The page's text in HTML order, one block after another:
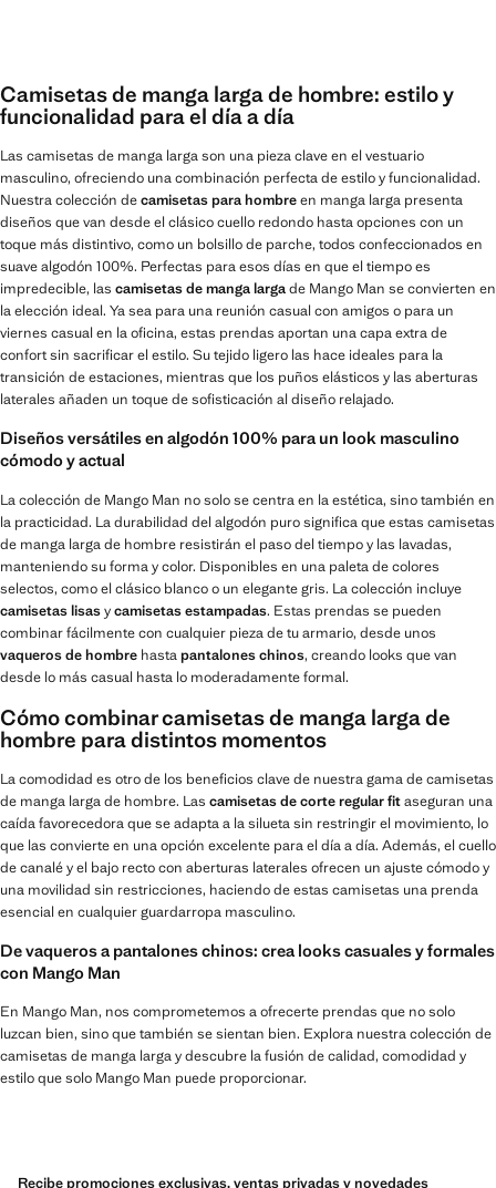
Camisetas de manga larga de hombre: estilo y
funcionalidad para el día a día
Las camisetas de manga larga son una pieza clave en el vestuario
masculino, ofreciendo una combinación perfecta de estilo y funcionalidad.
Nuestra colección decamisetas para hombreen manga larga presenta
diseños que van desde el clásico cuello redondo hasta opciones con un
toque más distintivo, como un bolsillo de parche, todos confeccionados en
suave algodón 100%. Perfectas para esos días en que el tiempo es
impredecible, las camisetas de manga largade Mango Man se convierten en
la elección ideal. Ya sea para una reunión casual con amigos o para un
viernes casual en la oficina, estas prendas aportan una capa extra de
confort sin sacrificar el estilo. Su tejido ligero las hace ideales para la
transición de estaciones, mientras que los puños elásticos y las aberturas
laterales añaden un toque de sofisticación al diseño relajado.
Diseños versátiles en algodón 100% para un look masculino
cómodo y actual
La colección de Mango Man no solo se centra en la estética, sino también en
la practicidad. La durabilidad del algodón puro significa que estas camisetas
de manga larga de hombre resistirán el paso del tiempo y las lavadas,
manteniendo su forma y color. Disponibles en una paleta de colores
selectos, como el clásico blanco o un elegante gris. La colección incluye
camisetas lisasycamisetas estampadas. Estas prendas se pueden
combinar fácilmente con cualquier pieza de tu armario, desde unos
vaqueros de hombre hastapantalones chinos, creando looks que van
desde lo más casual hasta lo moderadamente formal.
Cómo combinar camisetas de manga larga de
hombre para distintos momentos
La comodidad es otro de los beneficios clave de nuestra gama de camisetas
de manga larga de hombre. Las camisetas de corte regular fitaseguran una
caída favorecedora que se adapta a la silueta sin restringir el movimiento, lo
que las convierte en una opción excelente para el día a día. Además, el cuello
de canalé y el bajo recto con aberturas laterales ofrecen un ajuste cómodo y
una movilidad sin restricciones, haciendo de estas camisetas una prenda
esencial en cualquier guardarropa masculino.
De vaqueros a pantalones chinos: crea looks casuales y formales
con Mango Man
En Mango Man, nos comprometemos a ofrecerte prendas que no solo
luzcan bien, sino que también se sientan bien. Explora nuestra colección de
camisetas de manga larga y descubre la fusión de calidad, comodidad y
estilo que solo Mango Man puede proporcionar.
Recibe promociones exclusivas, ventas privadas y novedades